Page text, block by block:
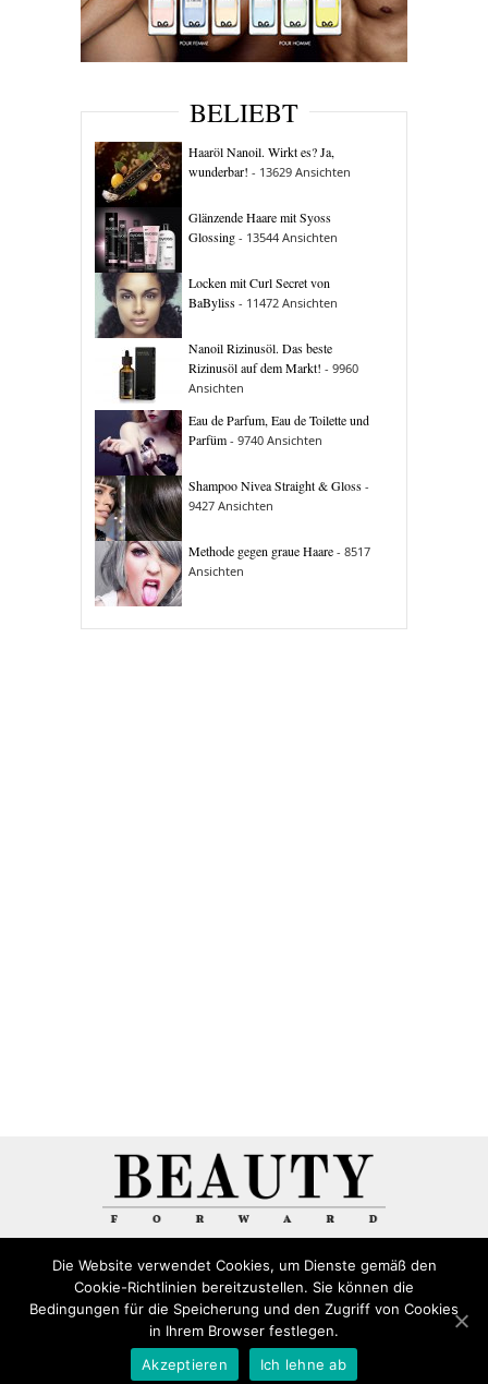
BELIEBT
Haaröl Nanoil. Wirkt es? Ja,
wunderbar! - 13629 Ansichten
Glänzende Haare mit Syoss
Glossing - 13544 Ansichten
Locken mit Curl Secret von
BaByliss - 11472 Ansichten
Nanoil Rizinusöl. Das beste
Rizinusöl auf dem Markt! - 9960
Ansichten
Eau de Parfum, Eau de Toilette und
Parfüm - 9740 Ansichten
Shampoo Nivea Straight & Gloss -
9427 Ansichten
Methode gegen graue Haare - 8517
Ansichten
© 2026 "Altenburg – Kosmetik, Beauty und
Lifestyle" All Rights Reserved
Die Website verwendet Cookies, um Dienste gemäß den
Cookie-Richtlinien bereitzustellen. Sie können die
Bedingungen für die Speicherung und den Zugriff von Cookies
in Ihrem Browser festlegen.
Akzeptieren
Ich lehne ab